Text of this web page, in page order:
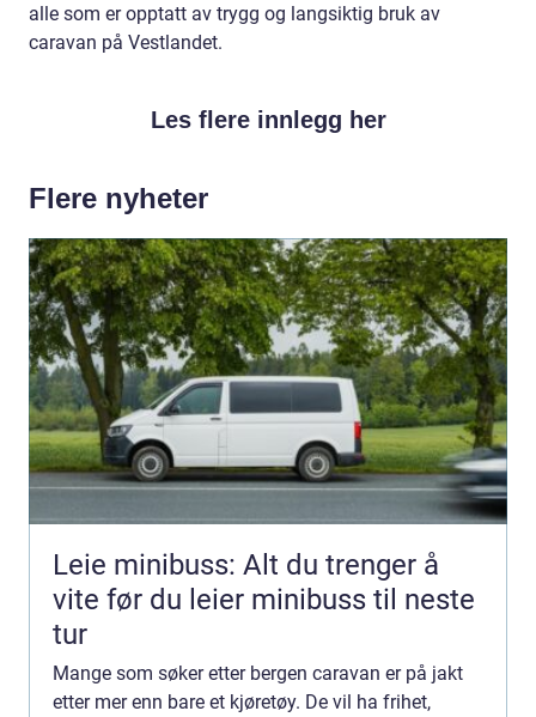
alle som er opptatt av trygg og langsiktig bruk av
caravan på Vestlandet.
Les flere innlegg her
Flere nyheter
Leie minibuss: Alt du trenger å
vite før du leier minibuss til neste
tur
Mange som søker etter bergen caravan er på jakt
etter mer enn bare et kjøretøy. De vil ha frihet,